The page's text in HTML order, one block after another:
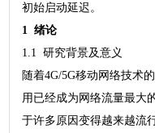
初始启动延迟。
1 绪论
1.1 研究背景及意义
随着4G/5G移动网络技术
用已经成为网络流量最大
于许多原因变得越来越流